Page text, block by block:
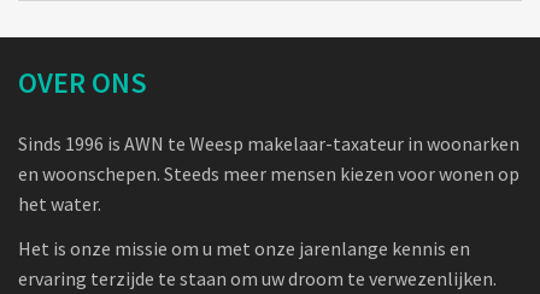
OVER ONS
Sinds 1996 is AWN te Weesp makelaar-taxateur in woonarken
en woonschepen. Steeds meer mensen kiezen voor wonen op
het water.
Het is onze missie om u met onze jarenlange kennis en
ervaring terzijde te staan om uw droom te verwezenlijken.